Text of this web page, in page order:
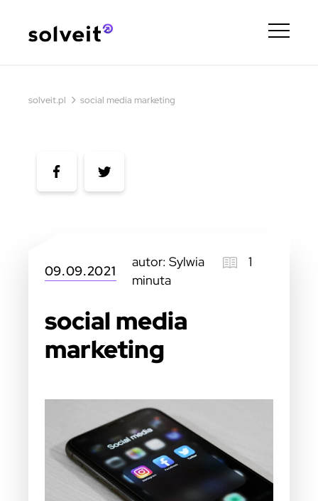
solveit.pl › social media marketing
09.09.2021
autor: Sylwia
1
minuta
social media
marketing